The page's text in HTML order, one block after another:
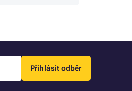
Přihlásit odběr